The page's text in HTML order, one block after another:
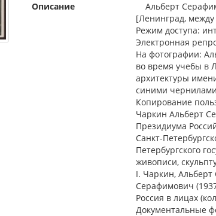
Описание
Альберт
[Ленинград,
Режим доступа:
Электронная
На фотографии:
во время учебы в
архитектуры
синими
Копирование
Чаркин Альберт
Президиума
Санкт-
Петербургского
живописи,
I. Чаркин,
Серафимович
Россия в лицах
Документальные